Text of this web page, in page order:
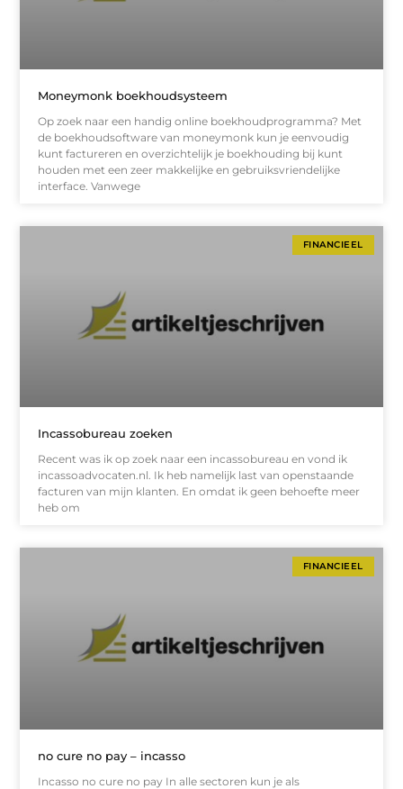
Moneymonk boekhoudsysteem
Op zoek naar een handig online boekhoudprogramma? Met
de boekhoudsoftware van moneymonk kun je eenvoudig
kunt factureren en overzichtelijk je boekhouding bij kunt
houden met een zeer makkelijke en gebruiksvriendelijke
interface. Vanwege
FINANCIEEL
Incassobureau zoeken
Recent was ik op zoek naar een incassobureau en vond ik
incassoadvocaten.nl. Ik heb namelijk last van openstaande
facturen van mijn klanten. En omdat ik geen behoefte meer
heb om
FINANCIEEL
no cure no pay – incasso
Incasso no cure no pay In alle sectoren kun je als